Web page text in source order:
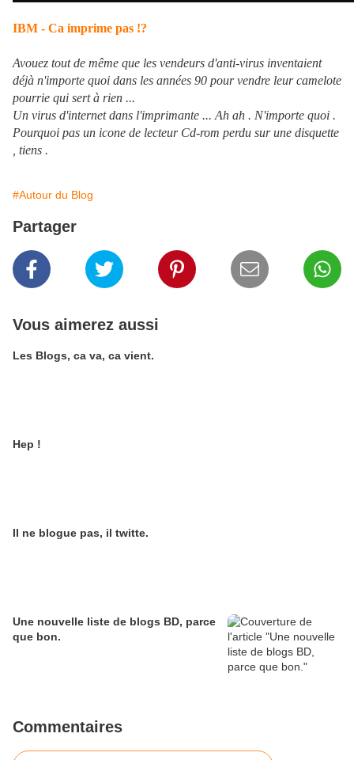
IBM - Ca imprime pas !?
Avouez tout de même que les vendeurs d'anti-virus inventaient
déjà n'importe quoi dans les années 90 pour vendre leur camelote
pourrie qui sert à rien ...
Un virus d'internet dans l'imprimante ... Ah ah . N'importe quoi .
Pourquoi pas un icone de lecteur Cd-rom perdu sur une disquette
, tiens .
#Autour du Blog
Partager
Vous aimerez aussi
Les Blogs, ca va, ca vient.
Hep !
Il ne blogue pas, il twitte.
Une nouvelle liste de blogs BD, parce
que bon.
Commentaires